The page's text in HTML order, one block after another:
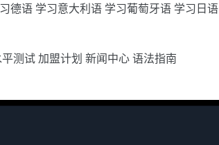
德语 学习意大利语 学习葡萄牙语 学习日语
测试加盟计划 新闻中心语法指南